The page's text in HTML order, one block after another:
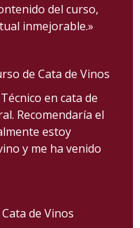
del curso,
inmejorable.»
de Cata de Vinos
en cata de
Recomendaría el
estoy
y me ha venido
de Vinos